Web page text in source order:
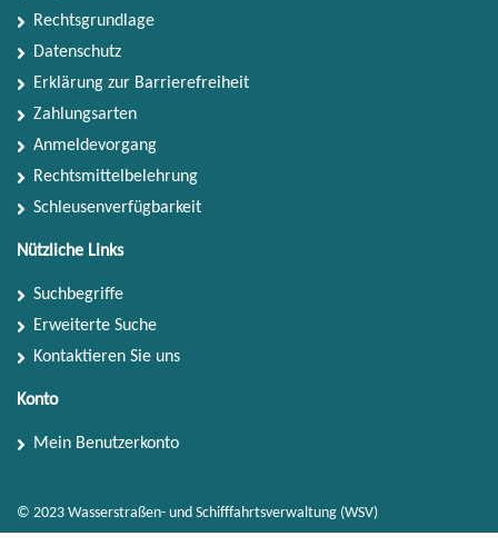
Rechtsgrundlage
Datenschutz
Erklärung zur Barrierefreiheit
Zahlungsarten
Anmeldevorgang
Rechtsmittelbelehrung
Schleusenverfügbarkeit
Nützliche Links
Suchbegriffe
Erweiterte Suche
Kontaktieren Sie uns
Konto
Mein Benutzerkonto
© 2023 Wasserstraßen- und Schifffahrtsverwaltung (WSV)